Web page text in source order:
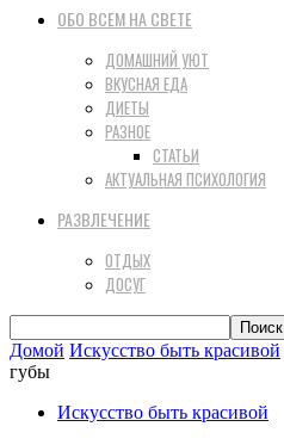
ОБО ВСЕМ НА СВЕТЕ
ДОМАШНИЙ УЮТ
ВКУСНАЯ ЕДА
ДИЕТЫ
РАЗНОЕ
СТАТЬИ
АКТУАЛЬНАЯ ПСИХОЛОГИЯ
РАЗВЛЕЧЕНИЕ
ОТДЫХ
ДОСУГ
Домой Искусство быть красивой
губы
Искусство быть красивой